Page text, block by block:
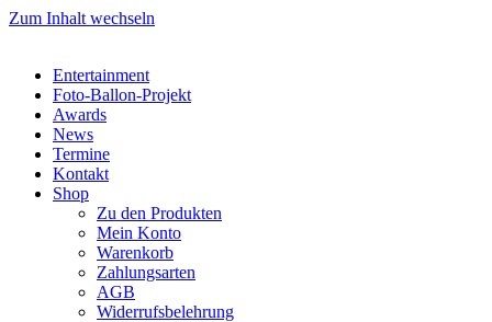
Zum Inhalt wechseln
Entertainment
Foto-Ballon-Projekt
Awards
News
Termine
Kontakt
Shop
Zu den Produkten
Mein Konto
Warenkorb
Zahlungsarten
AGB
Widerrufsbelehrung